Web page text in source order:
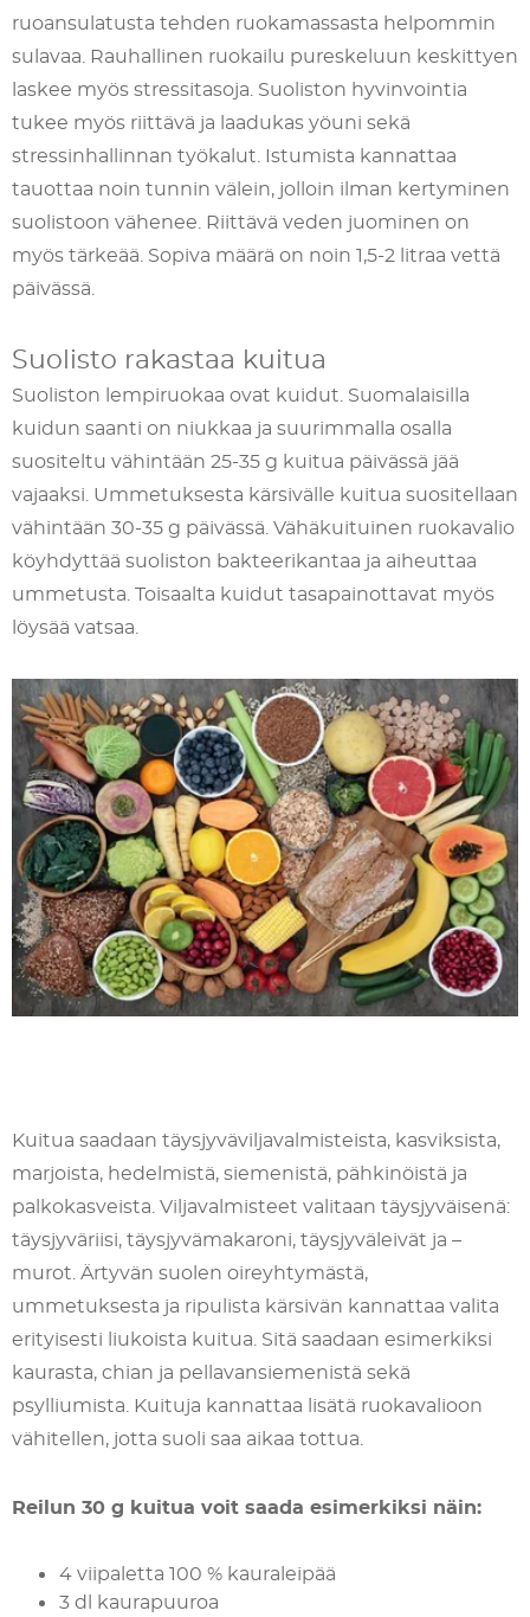
ruoansulatusta tehden ruokamassasta helpommin
sulavaa. Rauhallinen ruokailu pureskeluun keskittyen
laskee myös stressitasoja. Suoliston hyvinvointia
tukee myös riittävä ja laadukas yöuni sekä
stressinhallinnan työkalut. Istumista kannattaa
tauottaa noin tunnin välein, jolloin ilman kertyminen
suolistoon vähenee. Riittävä veden juominen on
myös tärkeää. Sopiva määrä on noin 1,5-2 litraa vettä
päivässä.
Suolisto rakastaa kuitua
Suoliston lempiruokaa ovat kuidut. Suomalaisilla
kuidun saanti on niukkaa ja suurimmalla osalla
suositeltu vähintään 25-35 g kuitua päivässä jää
vajaaksi. Ummetuksesta kärsivälle kuitua suositellaan
vähintään 30-35 g päivässä. Vähäkuituinen ruokavalio
köyhdyttää suoliston bakteerikantaa ja aiheuttaa
ummetusta. Toisaalta kuidut tasapainottavat myös
löysää vatsaa.
Kuitua saadaan täysjyväviljavalmisteista, kasviksista,
marjoista, hedelmistä, siemenistä, pähkinöistä ja
palkokasveista. Viljavalmisteet valitaan täysjyväisenä:
täysjyväriisi, täysjyvämakaroni, täysjyväleivät ja –
murot. Ärtyvän suolen oireyhtymästä,
ummetuksesta ja ripulista kärsivän kannattaa valita
erityisesti liukoista kuitua. Sitä saadaan esimerkiksi
kaurasta, chian ja pellavansiemenistä sekä
psylliumista. Kuituja kannattaa lisätä ruokavalioon
vähitellen, jotta suoli saa aikaa tottua.
Reilun 30 g kuitua voit saada esimerkiksi näin:
4 viipaletta 100 % kauraleipää
3 dl kaurapuuroa